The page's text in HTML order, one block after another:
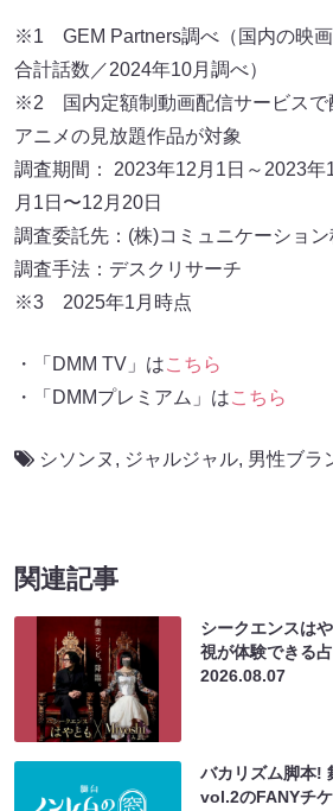
※1 GEM Partners調べ（国内の映
合計話数／2024年10月調べ）
※2 国内定額制動画配信サービスで
アニメの見放題作品が対象
調査期間： 2023年12月1日～2023年
月1日〜12月20日
調査委託先：(株)コミュニケーショ
調査手法：デスクリサーチ
※3 2025年1月時点
・「DMM TV」はこちら
・「DMMプレミアム」はこちら
シソンヌ , ジャルジャル, 男性ブラ
関連記事
シークエンスは
視が体験できる
2026.08.07
バカリズム脚本!
vol.2のFANYチ